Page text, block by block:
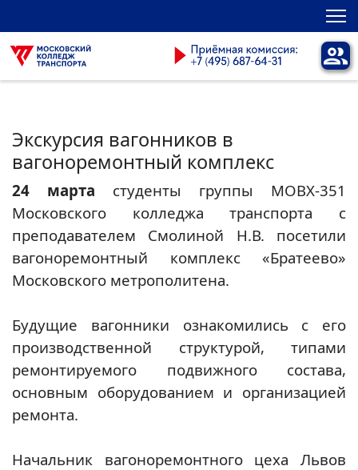
Экскурсия вагонников в
вагоноремонтный комплекс
24 марта студенты группы МОВХ-351
Московского колледжа транспорта с
преподавателем Смолиной Н.В. посетили
вагоноремонтный комплекс «Братеево»
Московского метрополитена.
Будущие вагонники ознакомились с его
производственной структурой, типами
ремонтируемого подвижного состава,
основным оборудованием и организацией
ремонта.
Начальник вагоноремонтного цеха Львов